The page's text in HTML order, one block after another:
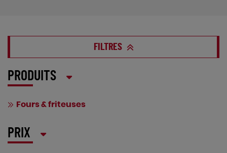
FILTRES
PRODUITS
Fours & friteuses
PRIX